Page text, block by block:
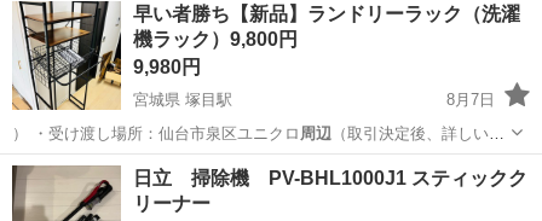
早い者勝ち【新品】ランドリーラック（洗濯
機ラック）9,800円
9,980円
宮城県 塚目駅
8月7日
） ・受け渡し場所：仙台市泉区ユニクロ 周辺（取引決定後、詳しい住
所をお伝えします…
宮城 大崎市 塚目駅 家具
日立 掃除機 PV-BHL1000J1 スティックク
リーナー